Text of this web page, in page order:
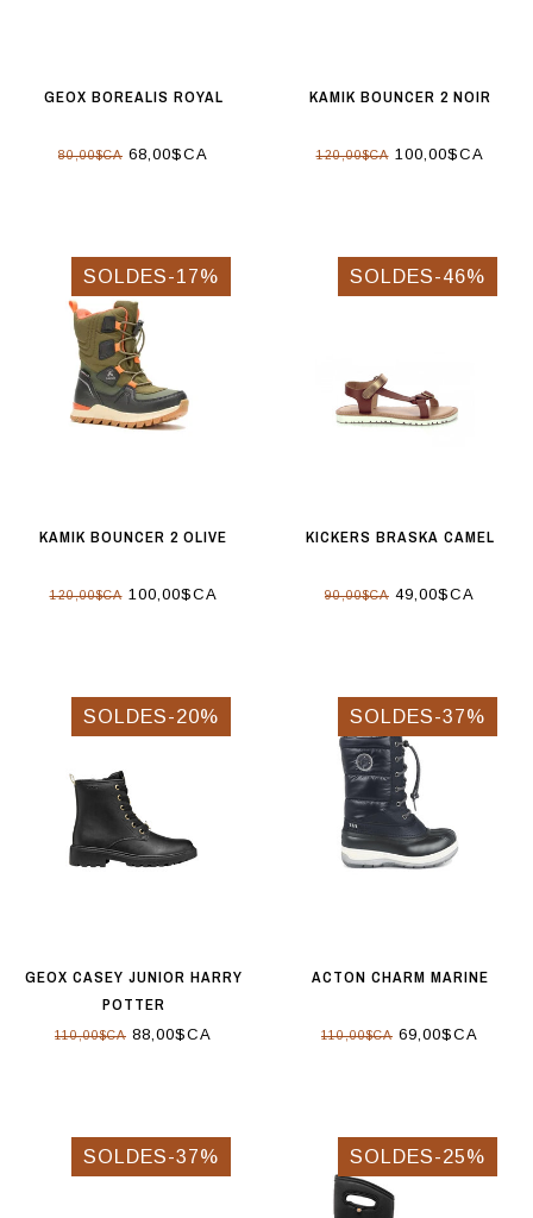
GEOX BOREALIS ROYAL
80,00$CA 68,00$CA
KAMIK BOUNCER 2 NOIR
120,00$CA100,00$CA
SOLDES-17%
KAMIK BOUNCER 2 OLIVE
120,00$CA100,00$CA
SOLDES-46%
KICKERS BRASKA CAMEL
90,00$CA 49,00$CA
SOLDES-20%
GEOX CASEY JUNIOR HARRY
POTTER
110,00$CA 88,00$CA
SOLDES-37%
ACTON CHARM MARINE
110,00$CA 69,00$CA
SOLDES-37% SOLDES-25%